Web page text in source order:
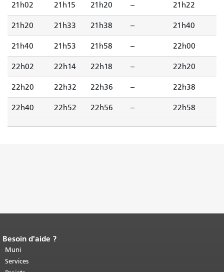
21h02 21h15 21h20 -- 21h22
21h20 21h33 21h38 -- 21h40
21h40 21h53 21h58 -- 22h00
22h02 22h14 22h18 -- 22h20
22h20 22h32 22h36 -- 22h38
22h40 22h52 22h56 -- 22h58
Fin du contenu de la page.
cette page se répète sur chaque page.
Retour au haut du contenu principal
Besoin d'aide ?
Muni
Services